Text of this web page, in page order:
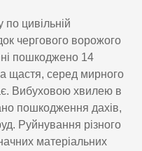
цивільній
чергового ворожого
пошкоджено 14
щастя, серед мирного
Вибуховою хвилею в
пошкодження дахів,
Руйнування різного
матеріальних